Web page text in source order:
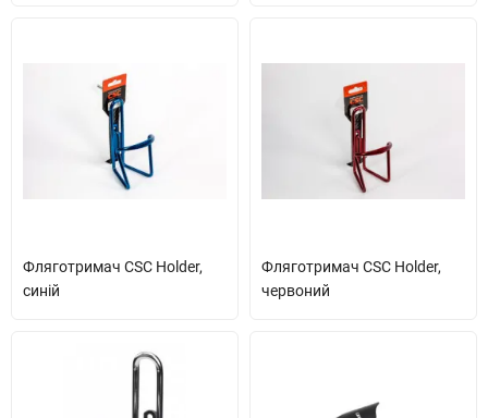
Фляготримач CSC Holder,
синій
Фляготримач CSC Holder,
червоний